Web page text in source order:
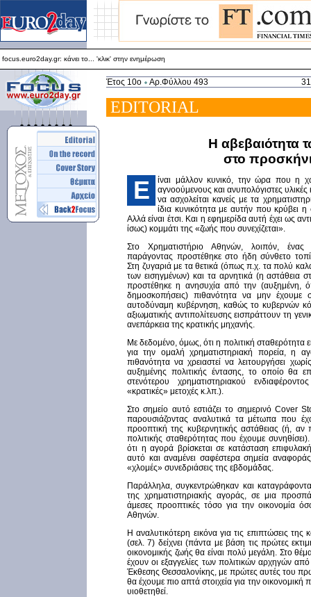
focus.euro2day.gr: κάνει το... 'κλικ' στην ενημέρωση
Για καλύτερη απεικόνιση προτείνεται ο Internet Explorer 5.5+
focus.euro2day.gr: κάνει το... 'κλικ' στην ενημέρωση
Έτος 10ο Αρ.Φύλλου 493
EDITORIAL
H αβεβαιότητα
στο
E
ίναι μάλλον κυνικό, την ώρα που η
αγνοούμενους και ανυπολόγιστες
να ασχολείται κανείς με τα
ίδια κυνικότητα με αυτήν που κρύβει
Αλλά είναι έτσι. Και η εφημερίδα αυτή έχει ως
ίσως) κομμάτι της «ζωής που συνεχίζεται».
Στο Χρηματιστήριο Αθηνών, λοιπόν, ένας
παράγοντας προστέθηκε στο ήδη σύνθετο
Στη ζυγαριά με τα θετικά (όπως π.χ. τα πολύ
των εισηγμένων) και τα αρνητικά (η αστάθεια
προστέθηκε η ανησυχία από την (αυξημένη,
δημοσκοπήσεις) πιθανότητα να μην έχουμε
αυτοδύναμη κυβέρνηση, καθώς το κυβερνών
αξιωματικής αντιπολίτευσης εισπράττουν τη
ανεπάρκεια της κρατικής μηχανής.
Με δεδομένο, όμως, ότι η πολιτική σταθερότητα
για την ομαλή χρηματιστηριακή πορεία, η
πιθανότητα να χρειαστεί να λειτουργήσει
αυξημένης πολιτικής έντασης, το οποίο θα
στενότερου χρηματιστηριακού
«κρατικές» μετοχές κ.λπ.).
Στο σημείο αυτό εστιάζει το σημερινό
παρουσιάζοντας αναλυτικά τα μέτωπα που
προοπτική της κυβερνητικής αστάθειας (ή,
πολιτικής σταθερότητας που έχουμε
ότι η αγορά βρίσκεται σε κατάσταση
αυτό και αναμένει σαφέστερα σημεία
«χλομές» συνεδριάσεις της εβδομάδας.
Παράλληλα, συγκεντρώθηκαν και
της χρηματιστηριακής αγοράς, σε μια
άμεσες προοπτικές τόσο για την οικονομία
Αθηνών.
Η αναλυτικότερη εικόνα για τις επιπτώσεις
(σελ. 7) δείχνει (πάντα με βάση τις πρώτες
οικονομικής ζωής θα είναι πολύ μεγάλη. Στο
έχουν οι εξαγγελίες των πολιτικών αρχηγών
Έκθεσης Θεσσαλονίκης, με πρώτες αυτές του
θα έχουμε πιο απτά στοιχεία για την οικονομική
υιοθετηθεί.